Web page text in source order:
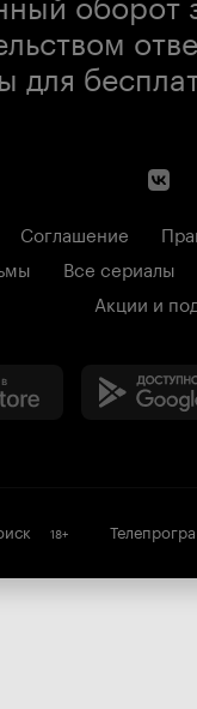
для
Соглашение
Все сериалы
Акции и
18+